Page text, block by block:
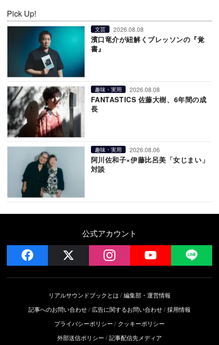
Pick Up!
文芸 2026.08.08
濱口竜介が紐解くブレッソンの『覚
書』
趣味・実用 2026.08.08
FANTASTICS 佐藤大樹、6年間の成
長
趣味・実用 2026.08.06
阿川佐和子×伊藤比呂美「女じまい」
対談
公式アカウント
facebook instagram YouTube
リアルサウンドブックとは
編集部・運営情報
記事へのお問い合わせ
広告に関するお問い合わせ 採用情報
プライバシーポリシー
クッキーポリシー
外部送信ポリシー
記事配信先メディア